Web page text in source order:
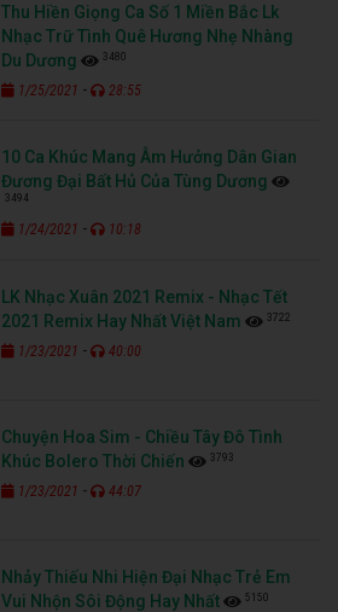
Thu Hiền Giọng Ca Số 1 Miền Bắc Lk
Nhạc Trữ Tình Quê Hương Nhẹ Nhàng
Du Dương
3480
1/25/2021 - 28:55
10 Ca Khúc Mang Âm Hưởng Dân Gian
Đương Đại Bất Hủ Của Tùng Dương
3494
1/24/2021 - 10:18
LK Nhạc Xuân 2021 Remix - Nhạc Tết
2021 Remix Hay Nhất Việt Nam
3722
1/23/2021 - 40:00
Chuyện Hoa Sim - Chiều Tây Đô Tình
Khúc Bolero Thời Chiến
3793
1/23/2021 - 44:07
Nhảy Thiếu Nhi Hiện Đại Nhạc Trẻ Em
Vui Nhộn Sôi Động Hay Nhất
5150